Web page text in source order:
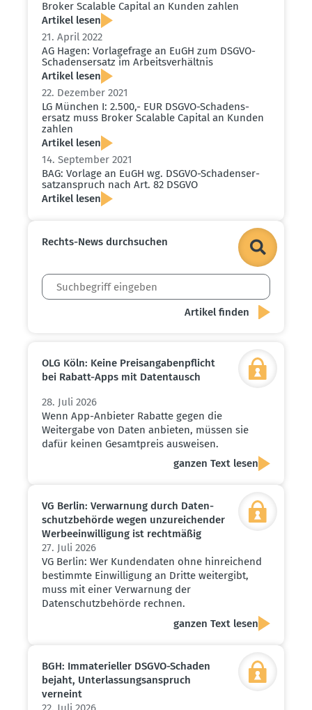
Broker Scalable Capital an Kunden zahlen
Artikel lesen
21. April 2022
AG Hagen: Vorla­ge­frage an EuGH zum DSGVO-
Schadens­ersatz im Arbeits­ver­hältnis
Artikel lesen
22. Dezember 2021
LG München I: 2.500,- EUR DSGVO-Schadens­
ersatz muss Broker Scalable Capital an Kunden
zahlen
Artikel lesen
14. September 2021
BAG: Vorlage an EuGH wg. DSGVO-Schadens­er­
satz­an­spruch nach Art. 82 DSGVO
Artikel lesen
Rechts-News durch­suchen
OLG Köln: Keine Preis­an­ga­ben­pflicht
bei Rabatt-Apps mit Daten­tausch
28. Juli 2026
Wenn App-Anbieter Rabatte gegen die
Weitergabe von Daten anbieten, müssen sie
dafür keinen Gesamtpreis ausweisen.
ganzen Text lesen
VG Berlin: Verwarnung durch Daten­
schutz­be­hörde wegen unzurei­chender
Werbe­ein­wil­ligung ist recht­mäßig
27. Juli 2026
VG Berlin: Wer Kundendaten ohne hinreichend
bestimmte Einwilligung an Dritte weitergibt,
muss mit einer Verwarnung der
Datenschutzbehörde rechnen.
ganzen Text lesen
BGH: Immate­ri­eller DSGVO-Schaden
bejaht, Unter­las­sungs­an­spruch
verneint